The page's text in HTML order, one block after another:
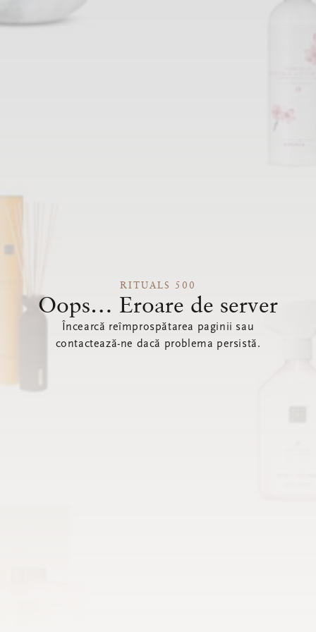
RITUALS 500
Oops… Eroare de server
Încearcă reîmprospătarea paginii sau
contactează-ne dacă problema persistă.